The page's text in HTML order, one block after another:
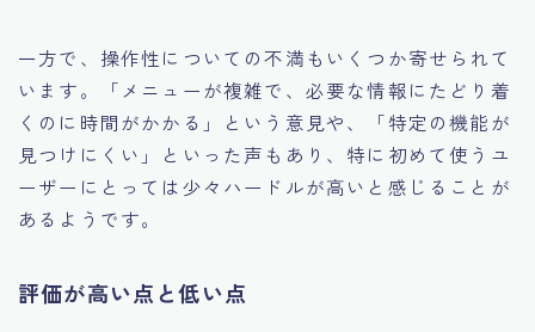
一方で、操作性についての不満もいくつか寄せられて
います。「メニューが複雑で、必要な情報にたどり着
くのに時間がかかる」という意見や、「特定の機能が
見つけにくい」といった声もあり、特に初めて使うユ
ーザーにとっては少々ハードルが高いと感じることが
あるようです。
評価が高い点と低い点